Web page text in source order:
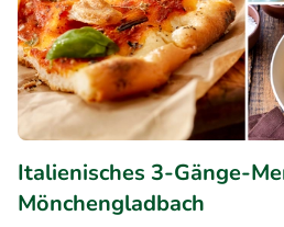
Italienisches 3-Gänge-
Mönchengladbach